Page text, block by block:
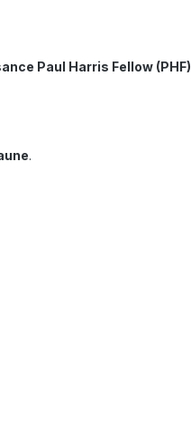
Paul Harris Fellow (PHF)
.